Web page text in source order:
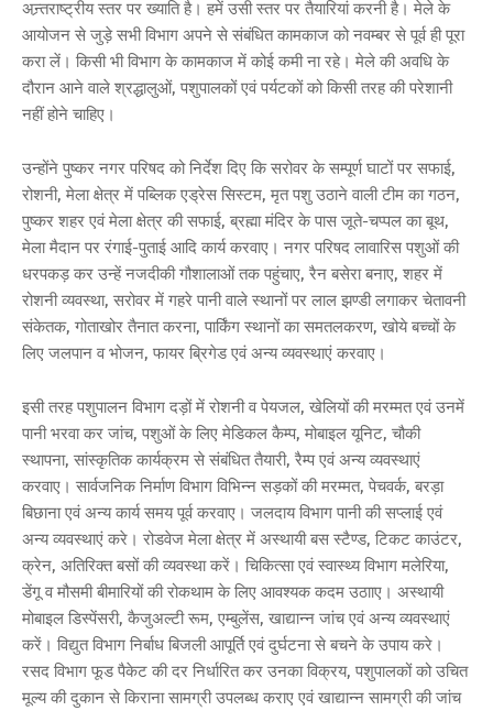
अन्र्तराष्ट्रीय स्तर पर ख्याति है। हमें उसी स्तर पर तैयारियां करनी है। मेले के
आयोजन से जुड़े सभी विभाग अपने से संबंधित कामकाज को नवम्बर से पूर्व ही पूरा
करा लें। किसी भी विभाग के कामकाज में कोई कमी ना रहे। मेले की अवधि के
दौरान आने वाले श्रद्धालुओं, पशुपालकों एवं पर्यटकों को किसी तरह की परेशानी
नहीं होने चाहिए।
उन्होंने पुष्कर नगर परिषद को निर्देश दिए कि सरोवर के सम्पूर्ण घाटों पर सफाई,
रोशनी, मेला क्षेत्र में पब्लिक एड्रेस सिस्टम, मृत पशु उठाने वाली टीम का गठन,
पुष्कर शहर एवं मेला क्षेत्र की सफाई, ब्रह्मा मंदिर के पास जूते-चप्पल का बूथ,
मेला मैदान पर रंगाई-पुताई आदि कार्य करवाए। नगर परिषद लावारिस पशुओं की
धरपकड़ कर उन्हें नजदीकी गौशालाओं तक पहुंचाए, रैन बसेरा बनाए, शहर में
रोशनी व्यवस्था, सरोवर में गहरे पानी वाले स्थानों पर लाल झण्डी लगाकर चेतावनी
संकेतक, गोताखोर तैनात करना, पार्किंग स्थानों का समतलकरण, खोये बच्चों के
लिए जलपान व भोजन, फायर ब्रिगेड एवं अन्य व्यवस्थाएं करवाए।
इसी तरह पशुपालन विभाग दड़ों में रोशनी व पेयजल, खेलियों की मरम्मत एवं उनमें
पानी भरवा कर जांच, पशुओं के लिए मेडिकल कैम्प, मोबाइल यूनिट, चौकी
स्थापना, सांस्कृतिक कार्यक्रम से संबंधित तैयारी, रैम्प एवं अन्य व्यवस्थाएं
करवाए। सार्वजनिक निर्माण विभाग विभिन्न सड़कों की मरम्मत, पेचवर्क, बरड़ा
बिछाना एवं अन्य कार्य समय पूर्व करवाए। जलदाय विभाग पानी की सप्लाई एवं
अन्य व्यवस्थाएं करे। रोडवेज मेला क्षेत्र में अस्थायी बस स्टैण्ड, टिकट काउंटर,
क्रेन, अतिरिक्त बसों की व्यवस्था करें। चिकित्सा एवं स्वास्थ्य विभाग मलेरिया,
डेंगू व मौसमी बीमारियों की रोकथाम के लिए आवश्यक कदम उठााए। अस्थायी
मोबाइल डिस्पेंसरी, कैजुअल्टी रूम, एम्बुलेंस, खाद्यान्न जांच एवं अन्य व्यवस्थाएं
करें। विद्युत विभाग निर्बाध बिजली आपूर्ति एवं दुर्घटना से बचने के उपाय करे।
रसद विभाग फूड पैकेट की दर निर्धारित कर उनका विक्रय, पशुपालकों को उचित
मूल्य की दुकान से किराना सामग्री उपलब्ध कराए एवं खाद्यान्न सामग्री की जांच